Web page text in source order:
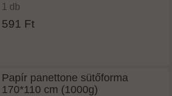
1 db
591 Ft
Papír panettone sütőforma
170*110 cm (1000g)